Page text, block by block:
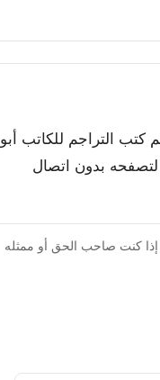
التراجم للكاتب أبو
لتصفحه بدون اتصال
إذا كنت صاحب الحق أو ممثله